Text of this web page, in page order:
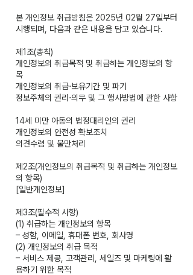
본 개인정보 취급방침은 2025년 02월 27일부터
시행되며, 다음과 같은 내용을 담고 있습니다.
제1조(총칙)
개인정보의 취급목적 및 취급하는 개인정보의 항
목
개인정보의 취급⋅보유기간 및 파기
정보주체의 권리⋅의무 및 그 행사방법에 관한 사항
14세 미만 아동의 법정대리인의 권리
개인정보의 안전성 확보조치
의견수렴 및 불만처리
제2조(개인정보의 취급목적 및 취급하는 개인정보
의 항목)
[일반개인정보]
제3조(필수적 사항)
(1) 취급하는 개인정보의 항목
– 성함, 이메일, 휴대폰 번호, 회사명
(2) 개인정보의 취급 목적
– 서비스 제공, 고객관리, 세일즈 및 마케팅에 활
용하기 위한 목적